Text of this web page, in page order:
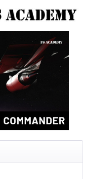
Perfect Flight - FS Explorer -